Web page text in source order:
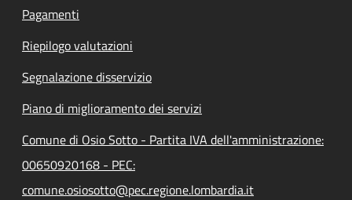
Pagamenti
Riepilogo valutazioni
Segnalazione disservizio
Piano di miglioramento dei servizi
Comune di Osio Sotto - Partita IVA dell'amministrazione:
00650920168 - PEC:
comune.osiosotto@pec.regione.lombardia.it